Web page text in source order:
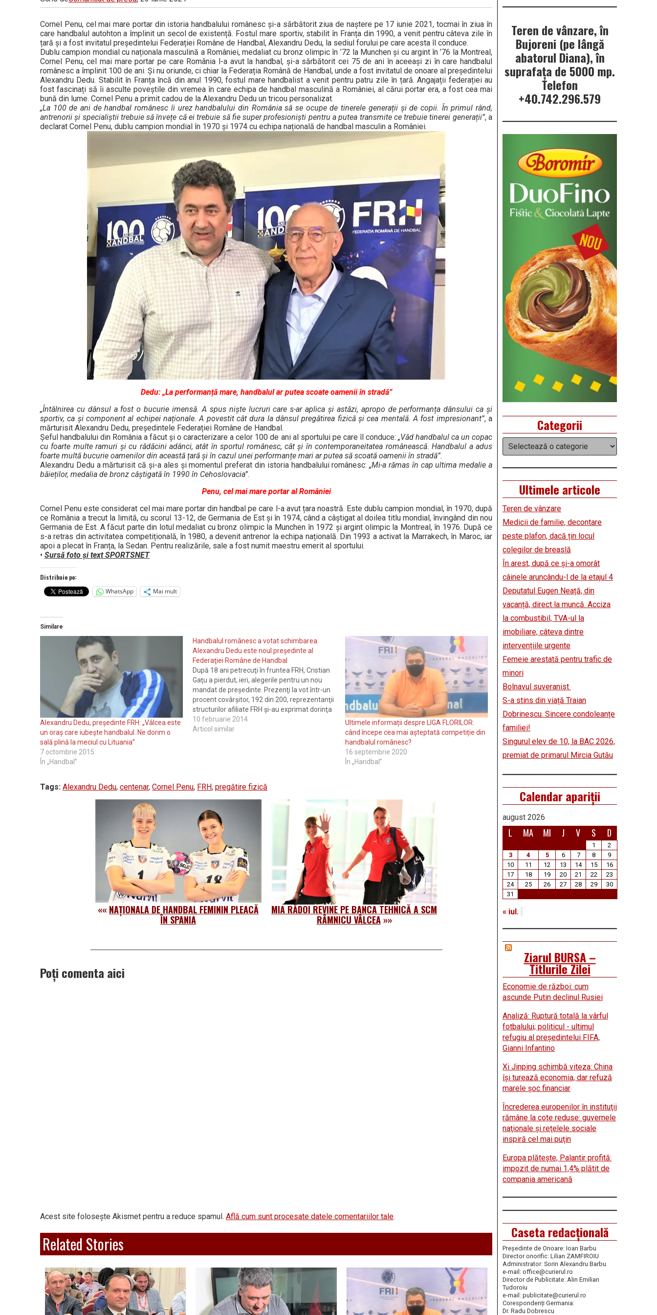
Cornel Penu, cel mai mare portar din istoria handbalului românesc și-a sărbătorit ziua de naștere pe 17 iunie 2021, tocmai în ziua în
care handbalul autohton a împlinit un secol de existență. Fostul mare sportiv, stabilit în Franța din 1990, a venit pentru câteva zile în
țară și a fost invitatul președintelui Federației Române de Handbal, Alexandru Dedu, la sediul forului pe care acesta îl conduce.
Dublu campion mondial cu naționala masculină a României, medaliat cu bronz olimpic în ’72 la Munchen și cu argint în ’76 la Montreal,
Cornel Penu, cel mai mare portar pe care România l-a avut la handbal, și-a sărbătorit cei 75 de ani în aceeași zi în care handbalul
românesc a împlinit 100 de ani. Și nu oriunde, ci chiar la Federația Română de Handbal, unde a fost invitatul de onoare al președintelui
Alexandru Dedu. Stabilit în Franța încă din anul 1990, fostul mare handbalist a venit pentru patru zile în țară. Angajații federației au
fost fascinați să îi asculte poveștile din vremea în care echipa de handbal masculină a României, al cărui portar era, a fost cea mai
bună din lume. Cornel Penu a primit cadou de la Alexandru Dedu un tricou personalizat.
„La 100 de ani de handbal românesc îi urez handbalului din România să se ocupe de tinerele generații și de copii. În primul rând,
antrenorii și specialiștii trebuie să învețe că ei trebuie să fie super profesioniști pentru a putea transmite ce trebuie tinerei generații”, a
declarat Cornel Penu, dublu campion mondial în 1970 și 1974 cu echipa națională de handbal masculin a României.
Dedu: „La performanță mare, handbalul ar putea scoate oamenii în stradă”
„Întâlnirea cu dânsul a fost o bucurie imensă. A spus niște lucruri care s-ar aplica și astăzi, apropo de performanța dânsului ca și
sportiv, ca și component al echipei naționale. A povestit cât dura la dânsul pregătirea fizică și cea mentală. A fost impresionant”, a
mărturisit Alexandru Dedu, președintele Federației Române de Handbal.
Șeful handbalului din România a făcut și o caracterizare a celor 100 de ani al sportului pe care îl conduce: „Văd handbalul ca un copac
cu foarte multe ramuri și cu rădăcini adânci, atât în sportul românesc, cât și în contemporaneitatea românească. Handbalul a adus
foarte multă bucurie oamenilor din această țară și în cazul unei performanțe mari ar putea să scoată oamenii în stradă”.
Alexandru Dedu a mărturisit că și-a ales și momentul preferat din istoria handbalului românesc:„Mi-a rămas în cap ultima medalie a
băieților, medalia de bronz câștigată în 1990 în Cehoslovacia”.
Penu, cel mai mare portar al României
Cornel Penu este considerat cel mai mare portar din handbal pe care l-a avut țara noastră. Este dublu campion mondial, în 1970, după
ce România a trecut la limită, cu scorul 13-12, de Germania de Est și în 1974, când a câștigat al doilea titlu mondial, învingând din nou
Germania de Est. A făcut parte din lotul medaliat cu bronz olimpic la Munchen în 1972 și argint olimpic la Montreal, în 1976. După ce
s-a retras din activitatea competițională, în 1980, a devenit antrenor la echipa națională. Din 1993 a activat la Marrakech, în Maroc, iar
apoi a plecat în Franța, la Sedan. Pentru realizările, sale a fost numit maestru emerit al sportului.
• Sursă foto și text SPORTSNET
Distribuie pe:
WhatsApp
Mai mult
Similare
Alexandru Dedu, președinte FRH: „Vâlcea este
un oraș care iubește handbalul. Ne dorim o
sală plină la meciul cu Lituania”
7 octombrie 2015
În „Handbal”
Handbalul românesc a votat schimbarea.
Alexandru Dedu este noul preşedinte al
Federaţiei Române de Handbal
După 18 ani petrecuţi în fruntea FRH, Cristian
Gaţu a pierdut, ieri, alegerile pentru un nou
mandat de preşedinte. Prezenţi la vot într-un
procent covârşitor, 192 din 200, reprezentanţii
structurilor afiliate FRH şi-au exprimat dorinţa
unei schimbări în conducerea federaţiei.
Aceştia şi-au pus speranţele în cel mai tânăr
10 februarie 2014
Articol similar
Ultimele informații despre LIGA FLORILOR:
când începe cea mai așteptată competiție din
handbalul românesc?
16 septembrie 2020
În „Handbal”
Tags: Alexandru Dedu, centenar, Cornel Penu, FRH, pregătire fizică
«« NAȚIONALA DE HANDBAL FEMININ PLEACĂ
ÎN SPANIA
MIA RĂDOI REVINE PE BANCA TEHNICĂ A SCM
RÂMNICU VÂLCEA»»
Poți comenta aici
Acest site folosește Akismet pentru a reduce spamul. Află cum sunt procesate datele comentariilor tale.
Related Stories
Teren de vânzare, în
Bujoreni (pe lângă
abatorul Diana), în
suprafața de 5000 mp.
Telefon
+40.742.296.579
Categorii
Categorii
Ultimele articole
Teren de vânzare
Medicii de familie, decontare
peste plafon, dacă țin locul
colegilor de breaslă
În arest, după ce și-a omorât
câinele aruncându-l de la etajul 4
Deputatul Eugen Neață, din
vacanță, direct la muncă. Acciza
la combustibil, TVA-ul la
imobiliare, câteva dintre
intervențiile urgente
Femeie arestată pentru trafic de
minori
Bolnavul suveranist
S-a stins din viață Traian
Dobrinescu. Sincere condoleanțe
familiei!
Singurul elev de 10, la BAC 2026,
premiat de primarul Mircia Gutău
Calendar apariții
august 2026
L MA MI J V S D
1
2
3
4 5 6 7 8
9
10
11 12 13 14 15
16
17
18 19 20 21 22
23
24
25 26 27 28 29
30
31
« iul.
Ziarul BURSA –
Titlurile Zilei
Economie de război: cum
ascunde Putin declinul Rusiei
Analiză: Ruptură totală la vârful
fotbalului; politicul - ultimul
refugiu al preşedintelui FIFA,
Gianni Infantino
Xi Jinping schimbă viteza: China
îşi turează economia, dar refuză
marele şoc financiar
Încrederea europenilor în instituţii
rămâne la cote reduse: guvernele
naţionale şi reţelele sociale
inspiră cel mai puţin
Europa plăteşte, Palantir profită:
impozit de numai 1,4% plătit de
compania americană
Caseta redacțională
Președinte de Onoare: Ioan Barbu
Director onorific: Lilian ZAMFIROIU
Administrator: Sorin Alexandru Barbu
e-mail: office@curierul.ro
Director de Publicitate: Alin Emilian
Tudoroiu
e-mail: publicitate@curierul.ro
Corespondenți Germania:
Dr. Radu Dobrescu